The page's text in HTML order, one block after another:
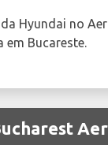
Hyundai no
em Bucareste.